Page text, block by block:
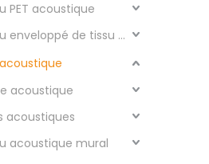
PET acoustique
Panneau enveloppé de tissu acoustique
acoustique
acoustiques
acoustique mural